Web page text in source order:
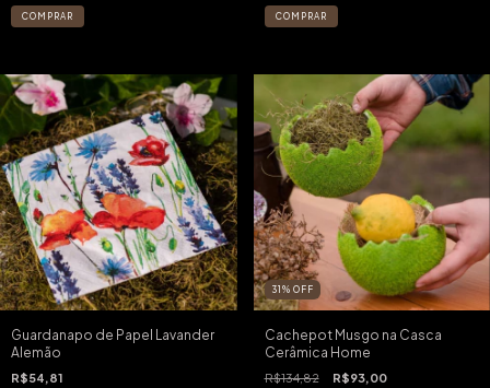
Guardanapo de Papel Lavander
Alemão
R$54,81
31 % OFF
Cachepot Musgo na Casca
Cerâmica Home
R$134,82 R$93,00